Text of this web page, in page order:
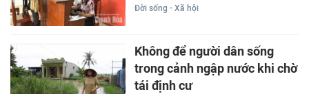
Đời sống - Xã hội
Không để người dân sống
trong cảnh ngập nước khi chờ
tái định cư